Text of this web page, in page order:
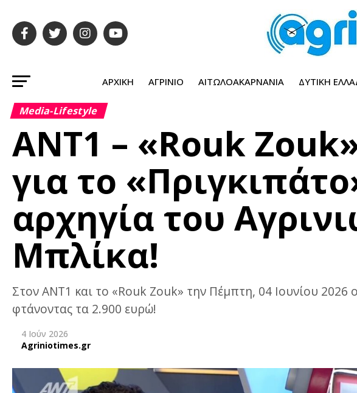
ΑΡΧΙΚΉ ΑΓΡΊΝΙΟ ΑΙΤΩΛΟΑΚΑΡΝΑΝΊΑ ΔΥΤΙΚΉ
Media-Lifestyle
ΑΝΤ1 – «Rouk
για το
αρχηγία του
Μπλίκα!
Στον ΑΝΤ1 και το «Rouk Zouk» την Πέμπτη, 04 Ιουνίου 2026
φτάνοντας τα 2.900 ευρώ!
4 Ιούν 2026
Agriniotimes.gr